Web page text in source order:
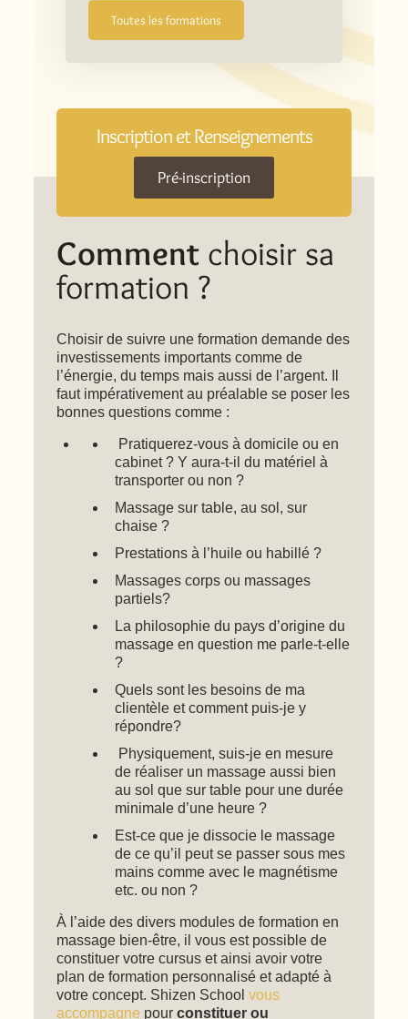
Toutes les formations
Inscription et Renseignements
Pré-inscription
Commentchoisir sa
formation ?
Choisir de suivre une formation demande des
investissements importants comme de
l’énergie, du temps mais aussi de l’argent. Il
faut impérativement au préalable se poser les
bonnes questions comme :
Pratiquerez-vous à domicile ou en
cabinet ? Y aura-t-il du matériel à
transporter ou non ?
Massage sur table, au sol, sur
chaise ?
Prestations à l’huile ou habillé ?
Massages corps ou massages
partiels?
La philosophie du pays d’origine du
massage en question me parle-t-elle
?
Quels sont les besoins de ma
clientèle et comment puis-je y
répondre?
Physiquement, suis-je en mesure
de réaliser un massage aussi bien
au sol que sur table pour une durée
minimale d’une heure ?
Est-ce que je dissocie le massage
de ce qu’il peut se passer sous mes
mains comme avec le magnétisme
etc. ou non ?
À l’aide des divers modules de formation en
massage bien-être, il vous est possible de
constituer votre cursus et ainsi avoir votre
plan de formation personnalisé et adapté à
votre concept. Shizen School vous
accompagnepour constituer ou